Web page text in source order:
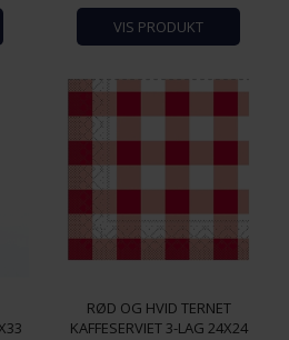
VIS PRODUKT
RØD OG HVID TERNET
KAFFESERVIET 3-LAG 24X24